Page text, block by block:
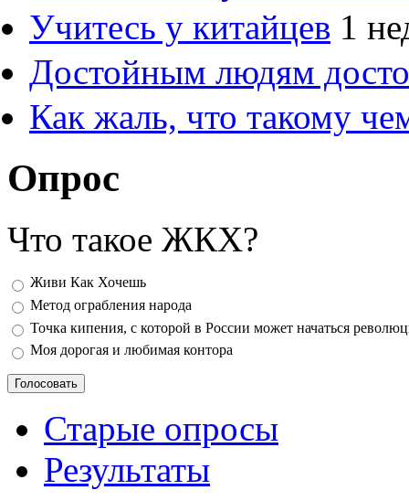
Учитесь у китайцев 1
Достойным людям
Как жаль, что такому
Опрос
Что такое ЖКХ?
Варианты
Живи Как Хочешь
Метод ограбления народа
Точка кипения, с которой в России может начаться
Моя дорогая и любимая контора
Старые опросы
Результаты